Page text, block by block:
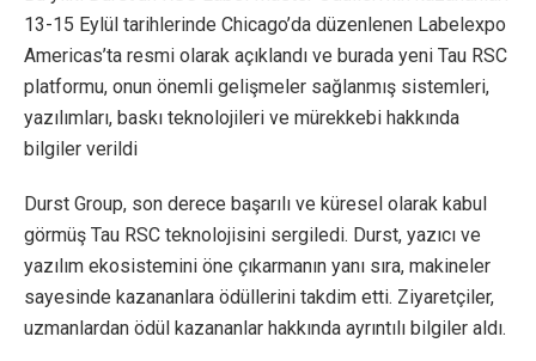
13-15 Eylül tarihlerinde Chicago’da düzenlenen Labelexpo
Americas’ta resmi olarak açıklandı ve burada yeni Tau RSC
platformu, onun önemli gelişmeler sağlanmış sistemleri,
yazılımları, baskı teknolojileri ve mürekkebi hakkında
bilgiler verildi
Durst Group, son derece başarılı ve küresel olarak kabul
görmüş Tau RSC teknolojisini sergiledi. Durst, yazıcı ve
yazılım ekosistemini öne çıkarmanın yanı sıra, makineler
sayesinde kazananlara ödüllerini takdim etti. Ziyaretçiler,
uzmanlardan ödül kazananlar hakkında ayrıntılı bilgiler aldı.